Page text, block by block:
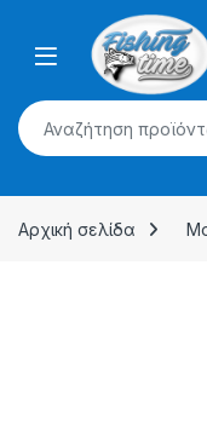
Skip to navigation
Αναζήτηση για:
Αρχική σελίδα